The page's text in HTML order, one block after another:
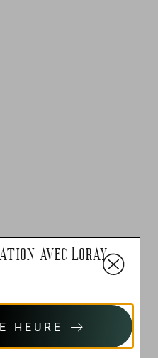
avec Loray
HEURE